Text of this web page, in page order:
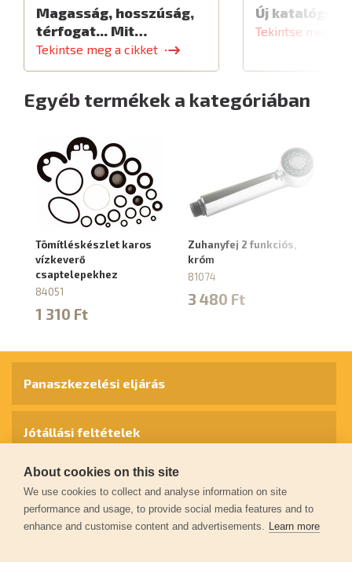
Magasság, hosszúság,
térfogat... Mit…
Tekintse meg a cikket
Új katalógus
Tekintse meg a
Egyéb termékek a kategóriában
Tömítléskészlet karos
vízkeverő
csaptelepekhez
84051
1 310 Ft
Zuhanyfej 2 funkciós,
króm
81074
3 480 Ft
Panaszkezelési eljárás
Jótállási feltételek
Személyes adatok védelme
Kapcsolat
About cookies on this site
We use cookies to collect and analyse information on site
performance and usage, to provide social media features and to
enhance and customise content and advertisements. Learn more